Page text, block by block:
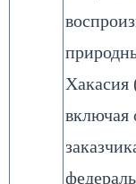
Хакасия
включая